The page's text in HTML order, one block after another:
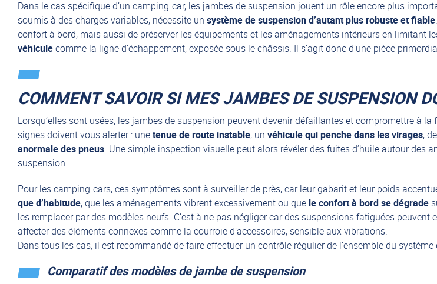
Dans le cas spécifique d’un camping-car, les jambes de suspension jouent un rôle encore plus
soumis à des charges variables, nécessite un système de suspension d’autant plus robuste et fiable
confort à bord, mais aussi de préserver les équipements et les aménagements intérieurs en limitant
véhiculecomme la ligne d’échappement, exposée sous le châssis. Il s’agit donc d’une pièce
COMMENT SAVOIR SI MES JAMBES DE SUSPENSION
Lorsqu’elles sont usées, les jambes de suspension peuvent devenir défaillantes et compromettre à
signes doivent vous alerter : unetenue de route instable, un véhicule qui penche dans les virages,
anormale des pneus. Une simple inspection visuelle peut alors révéler des fuites d’huile autour des
suspension.
Pour les camping-cars, ces symptômes sont à surveiller de près, car leur gabarit et leur poids
que d’habitude, que les aménagements vibrent excessivement ou que le confort à bord se dégrade
les remplacer par des modèles neufs. C’est à ne pas négliger car des suspensions fatiguées peuvent
affecter des éléments connexes comme la courroie d’accessoires, sensible aux vibrations.
Dans tous les cas, il est recommandé de faire effectuer un contrôle régulier de l’ensemble du
Comparatif des modèles de jambe de suspension